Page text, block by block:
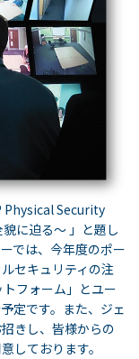
Physical Security
に迫る～ 」と題し
では、今年度のポー
セキュリティの注
フォーム」とユー
定です。また、ジェ
きし、皆様からの
しております。